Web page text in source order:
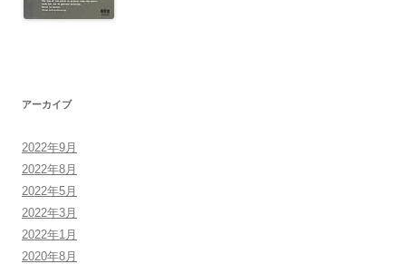
アーカイブ
2022年9月
2022年8月
2022年5月
2022年3月
2022年1月
2020年8月